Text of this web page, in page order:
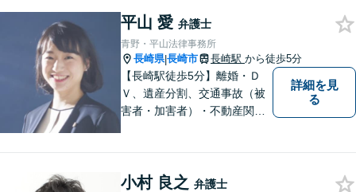
談してみませんか。
平山 愛 弁護士
青野・平山法律事務所
長崎県|長崎市 長崎駅 から徒歩5分
【長崎駅徒歩5分】離婚・Ｄ
Ｖ、遺産分割、交通事故（被
害者・加害者）・不動産関連
詳細を見
る
小村 良之 弁護士